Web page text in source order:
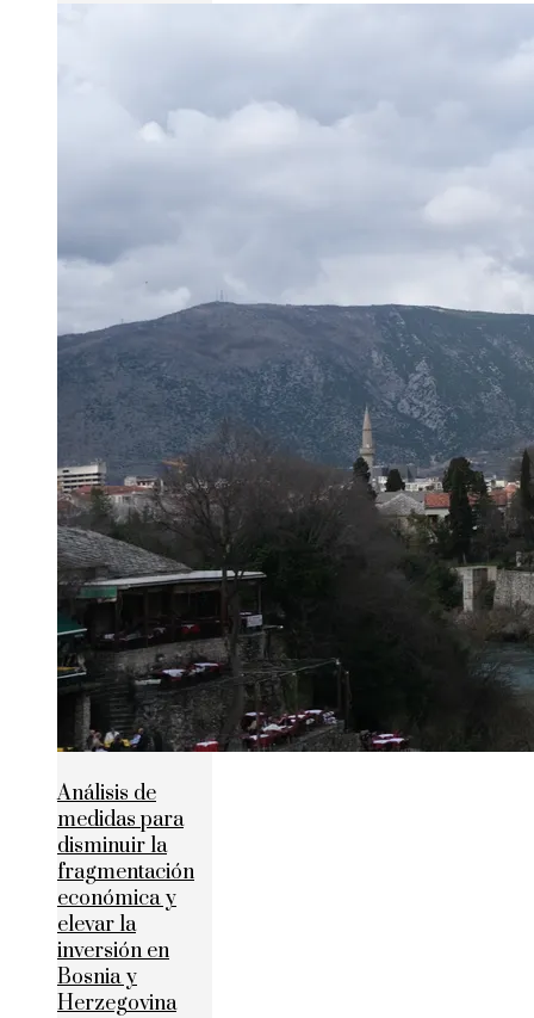
Análisis de
medidas para
disminuir la
fragmentación
económica y
elevar la
inversión en
Bosnia y
Herzegovina